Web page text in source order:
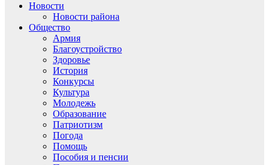
Новости
Новости района
Общество
Армия
Благоустройство
Здоровье
История
Конкурсы
Культура
Молодежь
Образование
Патриотизм
Погода
Помощь
Пособия и пенсии